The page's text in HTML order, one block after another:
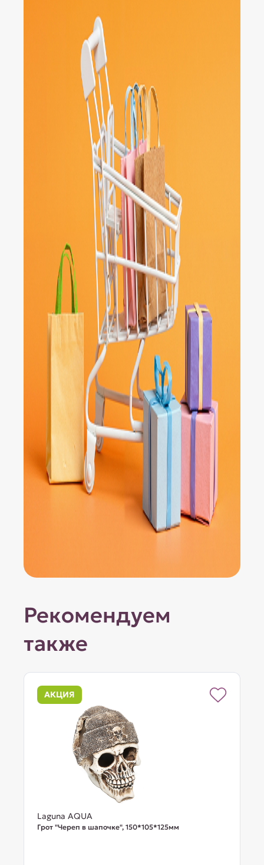
Рекомендуем
также
АКЦИЯ
Laguna AQUA
Грот "Череп в шапочке", 150*105*125мм